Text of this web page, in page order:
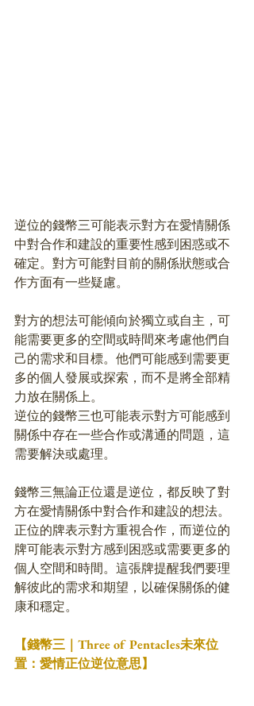
逆位的錢幣三可能表示對方在愛情關係
中對合作和建設的重要性感到困惑或不
確定。對方可能對目前的關係狀態或合
作方面有一些疑慮。
對方的想法可能傾向於獨立或自主，可
能需要更多的空間或時間來考慮他們自
己的需求和目標。他們可能感到需要更
多的個人發展或探索，而不是將全部精
力放在關係上。
逆位的錢幣三也可能表示對方可能感到
關係中存在一些合作或溝通的問題，這
需要解決或處理。
錢幣三無論正位還是逆位，都反映了對
方在愛情關係中對合作和建設的想法。
正位的牌表示對方重視合作，而逆位的
牌可能表示對方感到困惑或需要更多的
個人空間和時間。這張牌提醒我們要理
解彼此的需求和期望，以確保關係的健
康和穩定。
【錢幣三｜Three of Pentacles未來位
置：愛情正位逆位意思】